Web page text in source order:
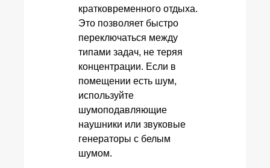
кратковременного отдыха.
Это позволяет быстро
переключаться между
типами задач, не теряя
концентрации. Если в
помещении есть шум,
используйте
шумоподавляющие
наушники или звуковые
генераторы с белым
шумом.